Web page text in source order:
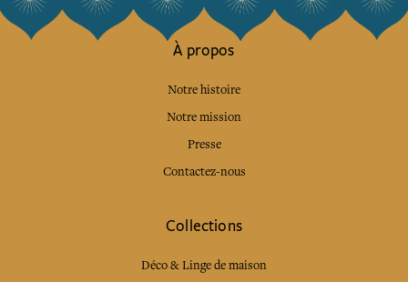
À propos
Notre histoire
Notre mission
Presse
Contactez-nous
Collections
Déco & Linge de maison